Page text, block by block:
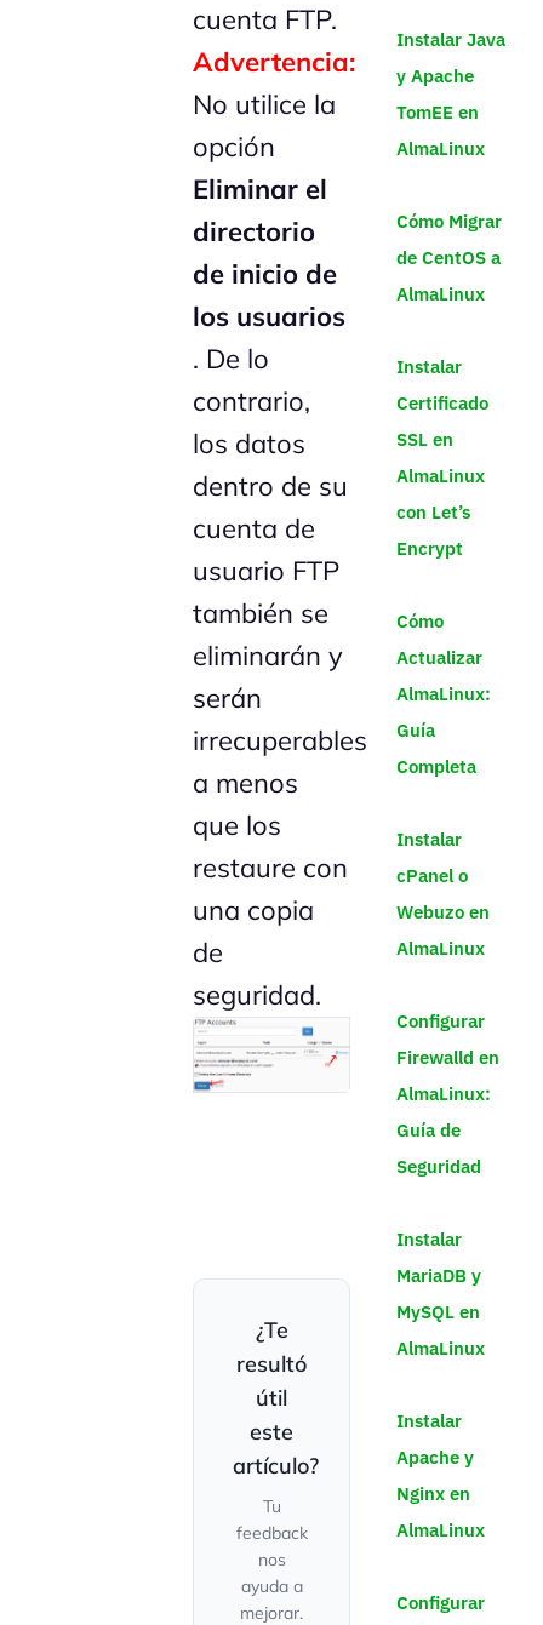
cuenta FTP.
Advertencia:
No utilice la
opción
Eliminar el
directorio
de inicio de
los usuarios
. De lo
contrario,
los datos
dentro de su
cuenta de
usuario FTP
también se
eliminarán y
serán
irrecuperables
a menos
que los
restaure con
una copia
de
seguridad.
¿Te
resultó
útil
este
artículo?
Tu
feedback
nos
ayuda a
mejorar.
Instalar Java
y Apache
TomEE en
AlmaLinux
Cómo Migrar
de CentOS a
AlmaLinux
Instalar
Certificado
SSL en
AlmaLinux
con Let’s
Encrypt
Cómo
Actualizar
AlmaLinux:
Guía
Completa
Instalar
cPanel o
Webuzo en
AlmaLinux
Configurar
Firewalld en
AlmaLinux:
Guía de
Seguridad
Instalar
MariaDB y
MySQL en
AlmaLinux
Instalar
Apache y
Nginx en
AlmaLinux
Configurar